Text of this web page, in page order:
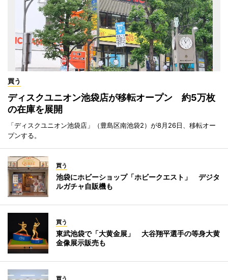
買う
ディスクユニオン池袋店が移転オープン 約5万枚
の在庫を展開
「ディスクユニオン池袋店」（豊島区南池袋2）が8月26日、移転オー
プンする。
買う
池袋にホビーショップ「ホビークエスト」 デジタ
ルガチャ自販機も
買う
東武池袋で「大黄金展」 大谷翔平選手の等身大黄
金像展示販売も
買う